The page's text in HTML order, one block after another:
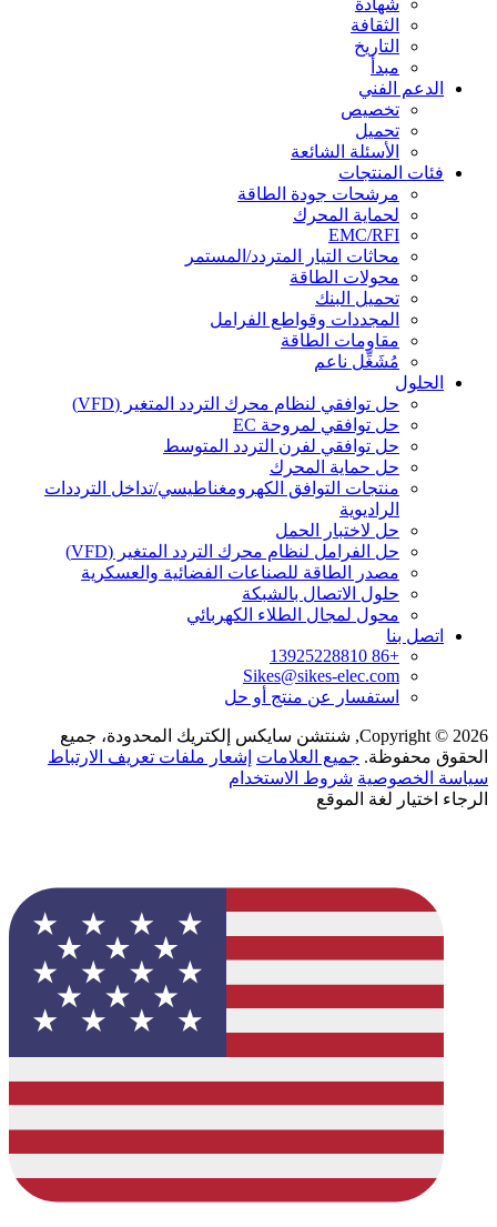
الثقافة
التاريخ
مبدأ
الدعم الفني
تخصيص
تحميل
الأسئلة الشائعة
فئات المنتجات
مرشحات جودة الطاقة
لحماية المحرك
EMC/RFI
محاثات التيار المتردد/المستمر
محولات الطاقة
تحميل البنك
المجددات وقواطع الفرامل
مقاومات الطاقة
مُشَغِّل ناعم
الحلول
حل توافقي لنظام محرك التردد المتغير (VFD)
حل توافقي لمروحة EC
حل توافقي لفرن التردد المتوسط
حل حماية المحرك
منتجات التوافق الكهرومغناطيسي/تداخل الترددات
الراديوية
حل لاختبار الحمل
حل الفرامل لنظام محرك التردد المتغير (VFD)
مصدر الطاقة للصناعات الفضائية والعسكرية
حلول الاتصال بالشبكة
محول لمجال الطلاء الكهربائي
اتصل بنا
+86 13925228810
Sikes@sikes-elec.com
استفسار عن منتج أو حل
Copyright © 2026, شنتشن سايكس إلكتريك المحدودة، جميع
الحقوق محفوظة. جميع العلامات إشعار ملفات تعريف الارتباط
سياسة الخصوصية شروط الاستخدام
الرجاء اختيار لغة الموقع